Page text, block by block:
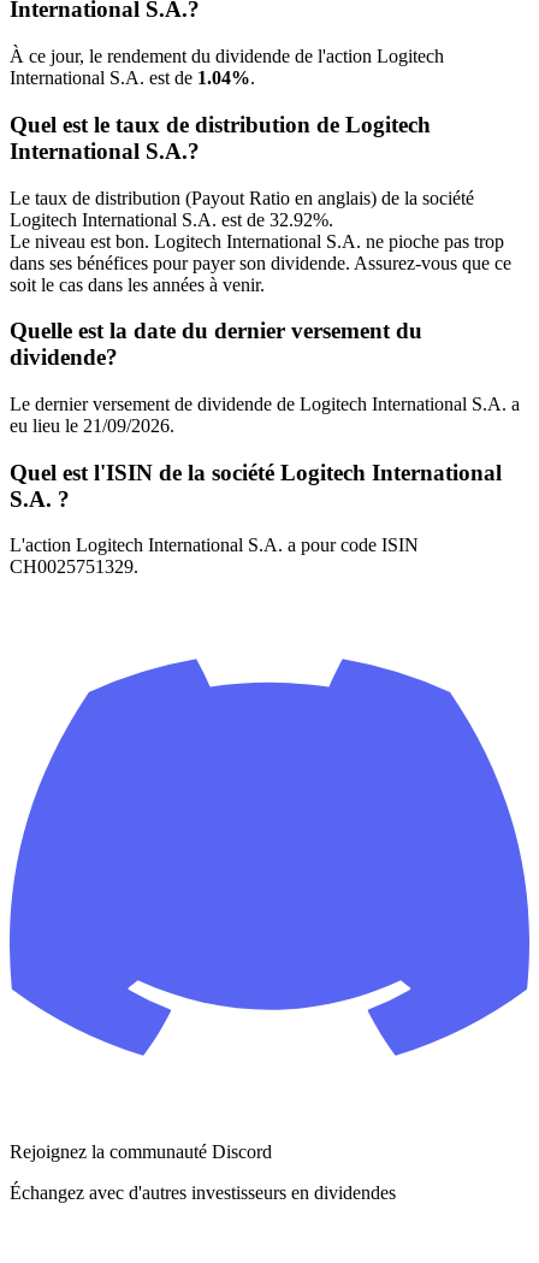
International S.A.?
À ce jour, le rendement du dividende de l'action Logitech
International S.A. est de 1.04%.
Quel est le taux de distribution de Logitech
International S.A.?
Le taux de distribution (Payout Ratio en anglais) de la société
Logitech International S.A. est de 32.92%.
Le niveau est bon. Logitech International S.A. ne pioche pas trop
dans ses bénéfices pour payer son dividende. Assurez-vous que ce
soit le cas dans les années à venir.
Quelle est la date du dernier versement du
dividende?
Le dernier versement de dividende de Logitech International S.A. a
eu lieu le 21/09/2026.
Quel est l'ISIN de la société Logitech International
S.A. ?
L'action Logitech International S.A. a pour code ISIN
CH0025751329.
Rejoignez la communauté Discord
Échangez avec d'autres investisseurs en dividendes